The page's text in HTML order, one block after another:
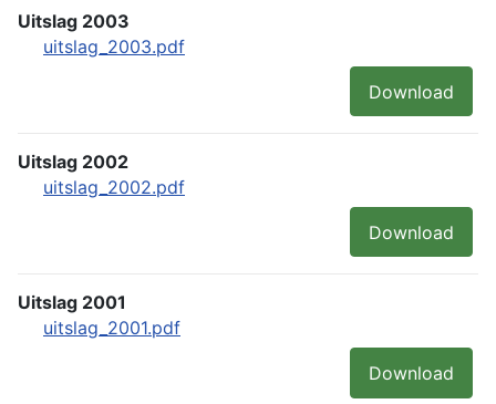
Uitslag 2003
uitslag_2003.pdf
Download
Uitslag 2002
uitslag_2002.pdf
Download
Uitslag 2001
uitslag_2001.pdf
Download